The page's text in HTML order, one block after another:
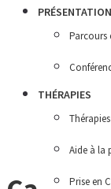
PRÉSENTATION
Parcours
THÉRAPIES
Aide à la
Prise en